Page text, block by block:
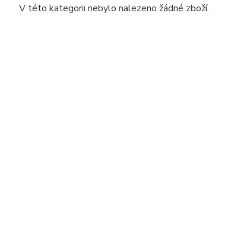
V této kategorii nebylo nalezeno žádné zboží.